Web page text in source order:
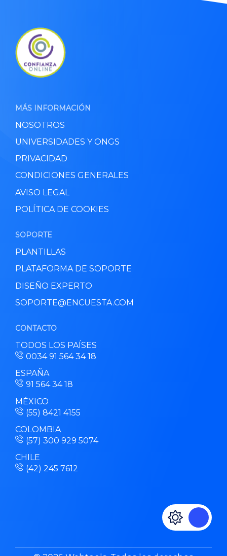
MÁS INFORMACIÓN
NOSOTROS
UNIVERSIDADES Y ONGS
PRIVACIDAD
CONDICIONES GENERALES
AVISO LEGAL
POLÍTICA DE COOKIES
SOPORTE
PLANTILLAS
PLATAFORMA DE SOPORTE
DISEÑO EXPERTO
SOPORTE@ENCUESTA.COM
CONTACTO
TODOS LOS PAÍSES
0034 91 564 34 18
ESPAÑA
91 564 34 18
MÉXICO
(55) 8421 4155
COLOMBIA
(57) 300 929 5074
CHILE
(42) 245 7612